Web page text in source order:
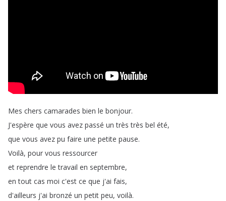
Mes chers camarades bien le bonjour.
J'espère que vous avez passé un très très bel été,
que vous avez pu faire une petite pause.
Voilà, pour vous ressourcer
et reprendre le travail en septembre,
en tout cas moi c'est ce que j'ai fais,
d'ailleurs j'ai bronzé un petit peu, voilà.